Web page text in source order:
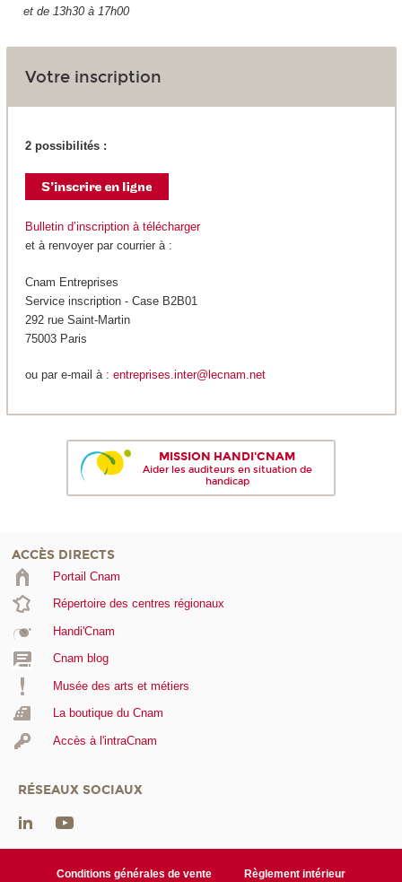
et de 13h30 à 17h00
Votre inscription
2 possibilités :
Bulletin d’inscription à télécharger
et à renvoyer par courrier à :
Cnam Entreprises
Service inscription - Case B2B01
292 rue Saint-Martin
75003 Paris
ou par e-mail à : entreprises.inter@lecnam.net
MISSION HANDI'CNAM
Aider les auditeurs en situation de
handicap
ACCÈS DIRECTS
Portail Cnam
Répertoire des centres régionaux
Handi'Cnam
Cnam blog
Musée des arts et métiers
La boutique du Cnam
Accès à l'intraCnam
RÉSEAUX SOCIAUX
Conditions générales de vente Règlement intérieur